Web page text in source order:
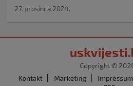
27. prosinca 2024.
Copyright ©
Kontakt
Marketing Impressum